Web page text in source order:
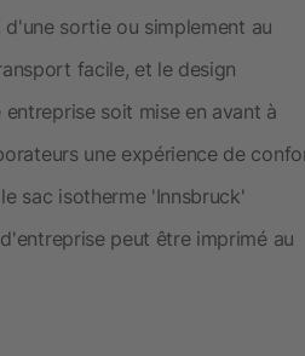
sortie ou simplement au
facile, et le design
soit mise en avant à
une expérience de
sac isotherme 'Innsbruck'
peut être imprimé au